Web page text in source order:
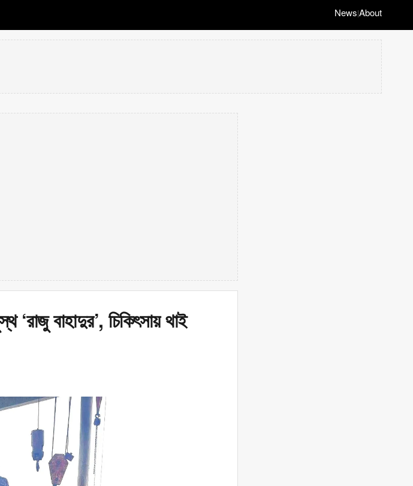
News|About
বাহাদুর’, চিকিৎসায় থাই